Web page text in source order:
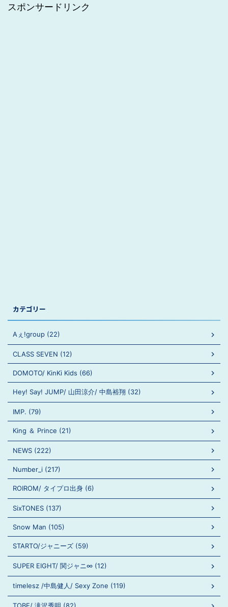
スポンサードリンク
カテゴリー
Aぇ!group (22)
CLASS SEVEN (12)
DOMOTO/ KinKi Kids (66)
Hey! Say! JUMP/ 山田涼介/ 中島裕翔 (32)
IMP. (79)
King ＆ Prince (21)
NEWS (222)
Number_i (217)
ROIROM/ タイプロ出身 (6)
SixTONES (137)
Snow Man (105)
STARTO/ジャニーズ (59)
SUPER EIGHT/ 関ジャニ∞ (12)
timelesz /中島健人/ Sexy Zone (119)